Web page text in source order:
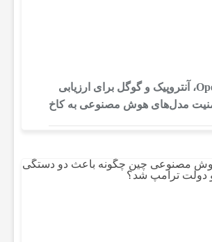
متا، OpenAI، آنتروپیک و گوگل برای ارزیابی
امنیت مدل‌های هوش مصنوعی به کاخ